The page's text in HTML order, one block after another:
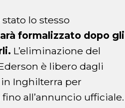
lo stesso
formalizzato dopo gli
L’eliminazione del
è libero dagli
Inghilterra per
all’annuncio ufficiale.